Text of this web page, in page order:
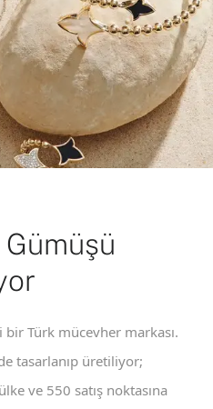
Türk mücevher markası.
tasarlanıp üretiliyor;
ve 550 satış noktasına